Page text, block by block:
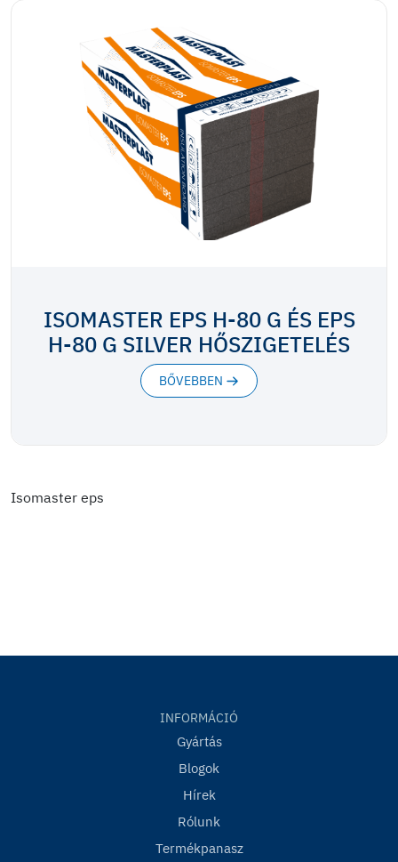
ISOMASTER EPS H-80 G ÉS EPS
H-80 G SILVER HŐSZIGETELÉS
BŐVEBBEN
Isomaster eps
INFORMÁCIÓ
Gyártás
Blogok
Hírek
Rólunk
Termékpanasz